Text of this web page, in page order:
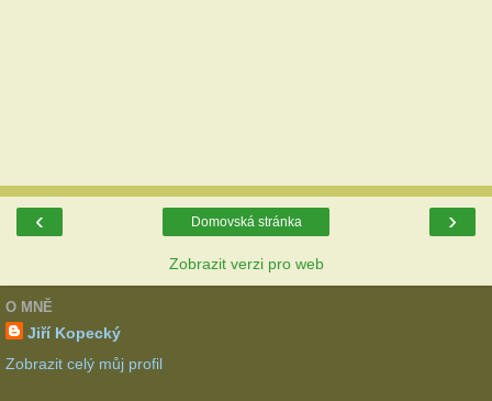
‹ ›
Domovská stránka
Zobrazit verzi pro web
O MNĚ
Jiří Kopecký
Zobrazit celý můj profil